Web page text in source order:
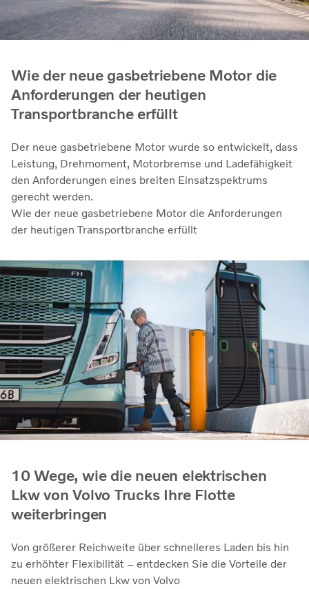
Wie der neue gasbetriebene Motor die
Anforderungen der heutigen
Transportbranche erfüllt
Der neue gasbetriebene Motor wurde so entwickelt, dass
Leistung, Drehmoment, Motorbremse und Ladefähigkeit
den Anforderungen eines breiten Einsatzspektrums
gerecht werden.
Wie der neue gasbetriebene Motor die Anforderungen
der heutigen Transportbranche erfüllt
10 Wege, wie die neuen elektrischen
Lkw von Volvo Trucks Ihre Flotte
weiterbringen
Von größerer Reichweite über schnelleres Laden bis hin
zu erhöhter Flexibilität – entdecken Sie die Vorteile der
neuen elektrischen Lkw von Volvo